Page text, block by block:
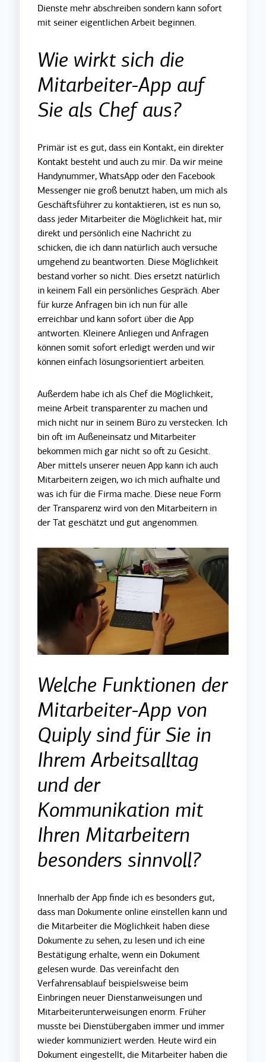
Dienste mehr abschreiben sondern kann sofort
mit seiner eigentlichen Arbeit beginnen.
Wie wirkt sich die
Mitarbeiter-App auf
Sie als Chef aus?
Primär ist es gut, dass ein Kontakt, ein direkter
Kontakt besteht und auch zu mir. Da wir meine
Handynummer, WhatsApp oder den Facebook
Messenger nie groß benutzt haben, um mich als
Geschäftsführer zu kontaktieren, ist es nun so,
dass jeder Mitarbeiter die Möglichkeit hat, mir
direkt und persönlich eine Nachricht zu
schicken, die ich dann natürlich auch versuche
umgehend zu beantworten. Diese Möglichkeit
bestand vorher so nicht. Dies ersetzt natürlich
in keinem Fall ein persönliches Gespräch. Aber
für kurze Anfragen bin ich nun für alle
erreichbar und kann sofort über die App
antworten. Kleinere Anliegen und Anfragen
können somit sofort erledigt werden und wir
können einfach lösungsorientiert arbeiten.
Außerdem habe ich als Chef die Möglichkeit,
meine Arbeit transparenter zu machen und
mich nicht nur in seinem Büro zu verstecken. Ich
bin oft im Außeneinsatz und Mitarbeiter
bekommen mich gar nicht so oft zu Gesicht.
Aber mittels unserer neuen App kann ich auch
Mitarbeitern zeigen, wo ich mich aufhalte und
was ich für die Firma mache. Diese neue Form
der Transparenz wird von den Mitarbeitern in
der Tat geschätzt und gut angenommen.
Welche Funktionen der
Mitarbeiter-App von
Quiply sind für Sie in
Ihrem Arbeitsalltag
und der
Kommunikation mit
Ihren Mitarbeitern
besonders sinnvoll?
Innerhalb der App finde ich es besonders gut,
dass man Dokumente online einstellen kann und
die Mitarbeiter die Möglichkeit haben diese
Dokumente zu sehen, zu lesen und ich eine
Bestätigung erhalte, wenn ein Dokument
gelesen wurde. Das vereinfacht den
Verfahrensablauf beispielsweise beim
Einbringen neuer Dienstanweisungen und
Mitarbeiterunterweisungen enorm. Früher
musste bei Dienstübergaben immer und immer
wieder kommuniziert werden. Heute wird ein
Dokument eingestellt, die Mitarbeiter haben die